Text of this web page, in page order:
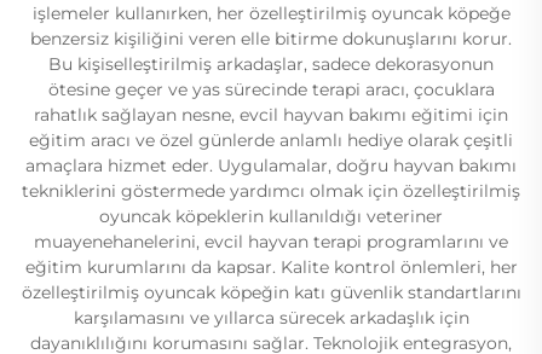
işlemeler kullanırken, her özelleştirilmiş oyuncak köpeğe
benzersiz kişiliğini veren elle bitirme dokunuşlarını korur.
Bu kişiselleştirilmiş arkadaşlar, sadece dekorasyonun
ötesine geçer ve yas sürecinde terapi aracı, çocuklara
rahatlık sağlayan nesne, evcil hayvan bakımı eğitimi için
eğitim aracı ve özel günlerde anlamlı hediye olarak çeşitli
amaçlara hizmet eder. Uygulamalar, doğru hayvan bakımı
tekniklerini göstermede yardımcı olmak için özelleştirilmiş
oyuncak köpeklerin kullanıldığı veteriner
muayenehanelerini, evcil hayvan terapi programlarını ve
eğitim kurumlarını da kapsar. Kalite kontrol önlemleri, her
özelleştirilmiş oyuncak köpeğin katı güvenlik standartlarını
karşılamasını ve yıllarca sürecek arkadaşlık için
dayanıklılığını korumasını sağlar. Teknolojik entegrasyon,